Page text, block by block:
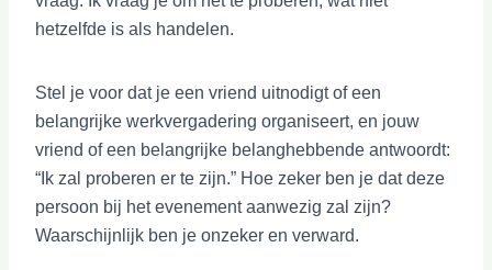
hetzelfde is als handelen.
Stel je voor dat je een vriend uitnodigt of een
belangrijke werkvergadering organiseert, en jouw
vriend of een belangrijke belanghebbende antwoordt:
“Ik zal proberen er te zijn.” Hoe zeker ben je dat deze
persoon bij het evenement aanwezig zal zijn?
Waarschijnlijk ben je onzeker en verward.